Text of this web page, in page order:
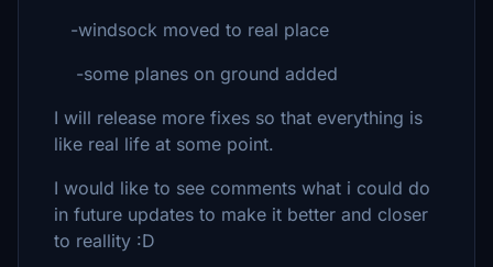
-windsock moved to real place
-some planes on ground added
I will release more fixes so that everything is
like real life at some point.
I would like to see comments what i could do
in future updates to make it better and closer
to reallity :D